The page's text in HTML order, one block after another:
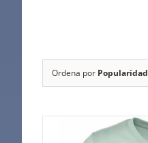
Ordena por Popularidad